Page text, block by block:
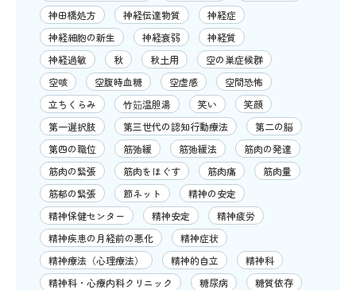
神田橋処方
神経伝達物質
神経症
神経細胞の新生
神経衰弱
神経質
神経過敏
秋 秋土用
空の巣症候群
空咳
空腹時血糖 空虚感
空間恐怖
立ちくらみ
竹筎温胆湯 笑い
笑顔
第一選択肢
第三世代の認知行動療法
第二の脳
第四の職位
筋弛緩 筋弛緩法
筋肉の発達
筋肉の緊張
筋肉をほぐす 筋肉痛
筋肉量
筋郁の緊張
節ネット
精神の安定
精神保健センター
精神安定
精神疲労
精神疾患の月経前の悪化
精神症状
精神療法（心理療法）
精神的自立
精神科
精神科・心療内科クリニック
糖尿病
糖質依存